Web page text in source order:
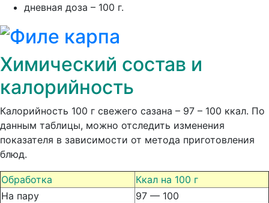
дневная доза – 100 г.
Химический состав и
калорийность
Калорийность 100 г свежего сазана – 97 – 100 ккал. По
данным таблицы, можно отследить изменения
показателя в зависимости от метода приготовления
блюд.
Обработка
Ккал на 100 г
На пару
97 — 100